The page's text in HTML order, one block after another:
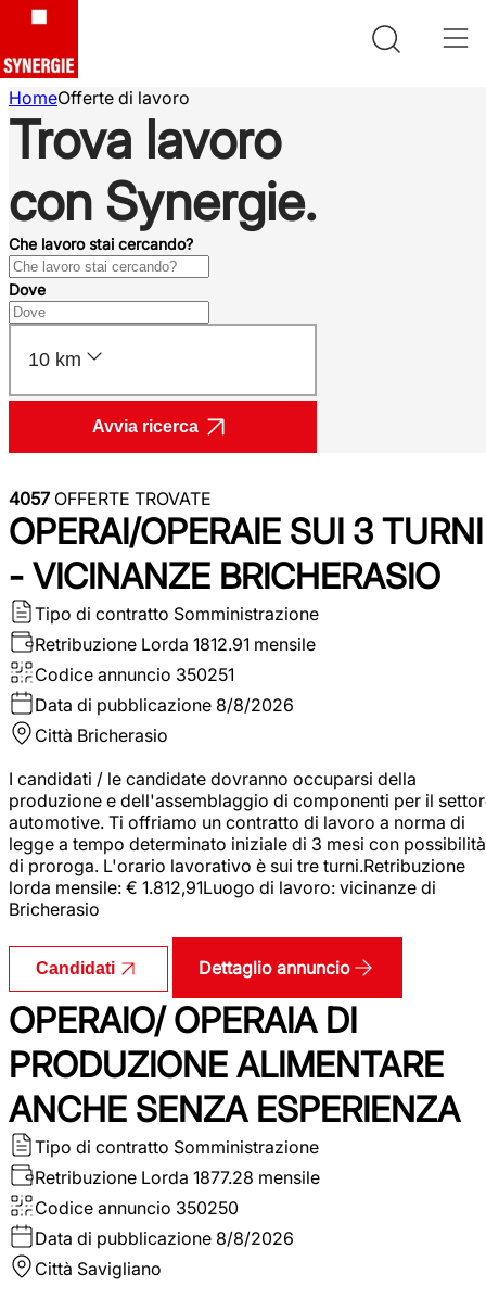
HomeOfferte di lavoro
Trova lavoro
con Synergie.
Che lavoro stai cercando?
Dove
10 km
Avvia ricerca
4057 OFFERTE TROVATE
OPERAI/OPERAIE SUI 3 TURNI
- VICINANZE BRICHERASIO
Tipo di contratto Somministrazione
Retribuzione Lorda 1812.91 mensile
Codice annuncio 350251
Data di pubblicazione 8/8/2026
Città Bricherasio
I candidati / le candidate dovranno occuparsi della
produzione e dell'assemblaggio di componenti per il
automotive. Ti offriamo un contratto di lavoro a norma di
legge a tempo determinato iniziale di 3 mesi con possibilità
di proroga. L'orario lavorativo è sui tre turni.Retribuzione
lorda mensile: € 1.812,91Luogo di lavoro: vicinanze di
Bricherasio
Candidati Dettaglio annuncio
OPERAIO/ OPERAIA DI
PRODUZIONE ALIMENTARE
ANCHE SENZA ESPERIENZA
Tipo di contratto Somministrazione
Retribuzione Lorda 1877.28 mensile
Codice annuncio 350250
Data di pubblicazione 8/8/2026
Città Savigliano